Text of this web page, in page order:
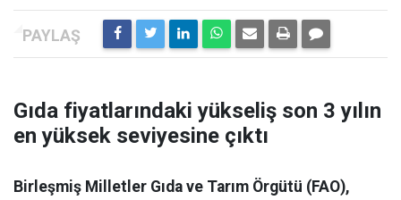
Gıda fiyatlarındaki yükseliş son 3 yılın
en yüksek seviyesine çıktı
Birleşmiş Milletler Gıda ve Tarım Örgütü (FAO),